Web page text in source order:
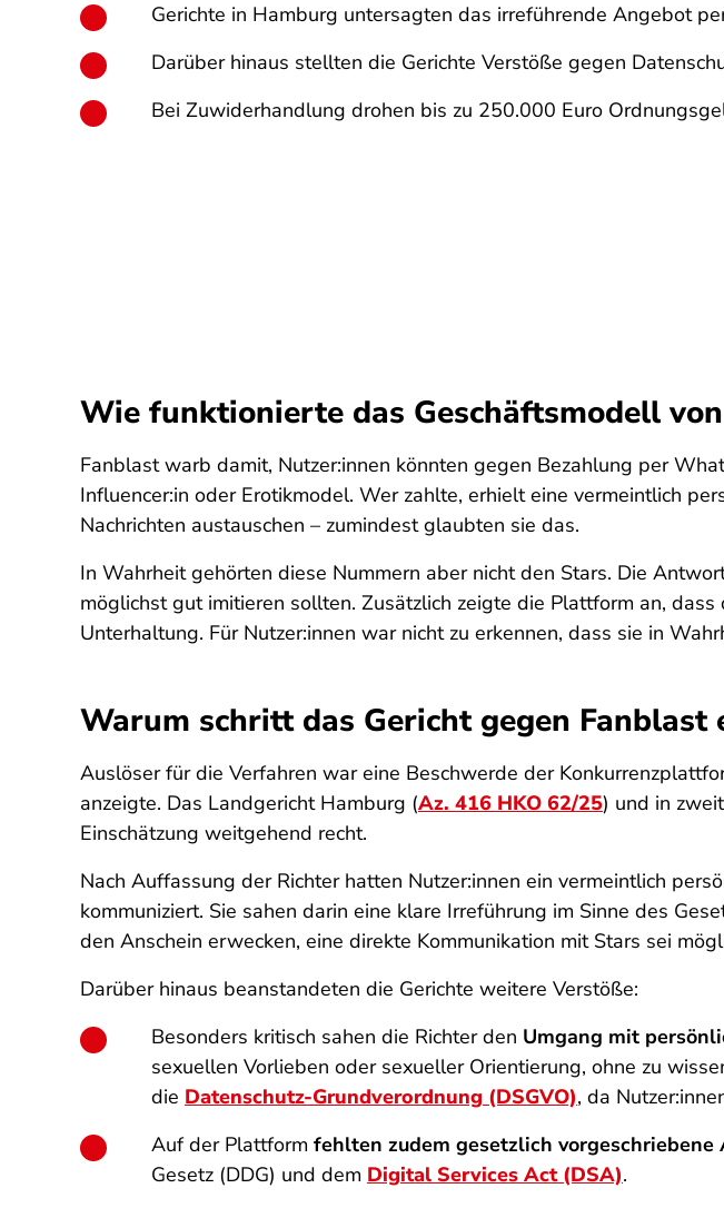
Gerichte in Hamburg untersagten das irreführende Angebot
Darüber hinaus stellten die Gerichte Verstöße gegen
Bei Zuwiderhandlung drohen bis zu 250.000 Euro
Wie funktionierte das Geschäftsmodell
Fanblast warb damit, Nutzer:innen könnten gegen Bezahlung per
Influencer:in oder Erotikmodel. Wer zahlte, erhielt eine vermeintlich
Nachrichten austauschen – zumindest glaubten sie das.
In Wahrheit gehörten diese Nummern aber nicht den Stars. Die
möglichst gut imitieren sollten. Zusätzlich zeigte die Plattform an,
Unterhaltung. Für Nutzer:innen war nicht zu erkennen, dass sie in
Warum schritt das Gericht gegen Fanblast
Auslöser für die Verfahren war eine Beschwerde der
anzeigte. Das Landgericht Hamburg (Az. 416 HKO 62/25) und in
Einschätzung weitgehend recht.
Nach Auffassung der Richter hatten Nutzer:innen ein vermeintlich
kommuniziert. Sie sahen darin eine klare Irreführung im Sinne des
den Anschein erwecken, eine direkte Kommunikation mit Stars sei
Darüber hinaus beanstandeten die Gerichte weitere Verstöße:
Besonders kritisch sahen die Richter den Umgang mit
sexuellen Vorlieben oder sexueller Orientierung, ohne zu
die Datenschutz-Grundverordnung (DSGVO), da
Auf der Plattform fehlten zudem gesetzlich vorgeschriebene
Gesetz (DDG) und dem Digital Services Act (DSA).